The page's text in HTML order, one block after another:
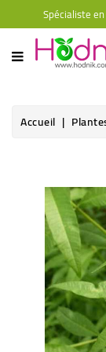
Spécialiste
CATÉGORIE
PLANTES
GRIMPANTES
HIBISCUS
BRUGMANSIAS
PLANTES
RUSTIQUES
PLANTES
RETOMBANTES
Accueil